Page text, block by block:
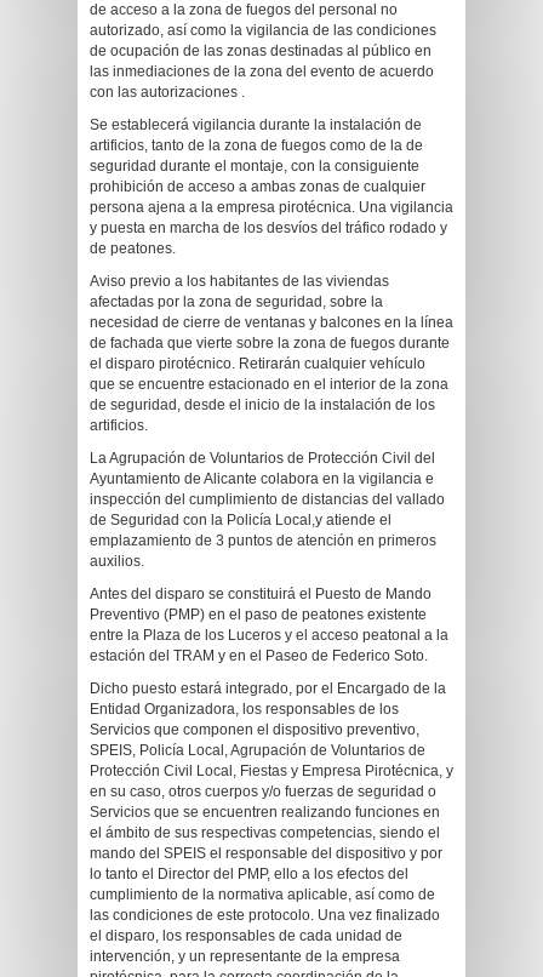
de acceso a la zona de fuegos del personal no
autorizado, así como la vigilancia de las condiciones
de ocupación de las zonas destinadas al público en
las inmediaciones de la zona del evento de acuerdo
con las autorizaciones .
Se establecerá vigilancia durante la instalación de
artificios, tanto de la zona de fuegos como de la de
seguridad durante el montaje, con la consiguiente
prohibición de acceso a ambas zonas de cualquier
persona ajena a la empresa pirotécnica. Una vigilancia
y puesta en marcha de los desvíos del tráfico rodado y
de peatones.
Aviso previo a los habitantes de las viviendas
afectadas por la zona de seguridad, sobre la
necesidad de cierre de ventanas y balcones en la línea
de fachada que vierte sobre la zona de fuegos durante
el disparo pirotécnico. Retirarán cualquier vehículo
que se encuentre estacionado en el interior de la zona
de seguridad, desde el inicio de la instalación de los
artificios.
La Agrupación de Voluntarios de Protección Civil del
Ayuntamiento de Alicante colabora en la vigilancia e
inspección del cumplimiento de distancias del vallado
de Seguridad con la Policía Local,y atiende el
emplazamiento de 3 puntos de atención en primeros
auxilios.
Antes del disparo se constituirá el Puesto de Mando
Preventivo (PMP) en el paso de peatones existente
entre la Plaza de los Luceros y el acceso peatonal a la
estación del TRAM y en el Paseo de Federico Soto.
Dicho puesto estará integrado, por el Encargado de la
Entidad Organizadora, los responsables de los
Servicios que componen el dispositivo preventivo,
SPEIS, Policía Local, Agrupación de Voluntarios de
Protección Civil Local, Fiestas y Empresa Pirotécnica, y
en su caso, otros cuerpos y/o fuerzas de seguridad o
Servicios que se encuentren realizando funciones en
el ámbito de sus respectivas competencias, siendo el
mando del SPEIS el responsable del dispositivo y por
lo tanto el Director del PMP, ello a los efectos del
cumplimiento de la normativa aplicable, así como de
las condiciones de este protocolo. Una vez finalizado
el disparo, los responsables de cada unidad de
intervención, y un representante de la empresa